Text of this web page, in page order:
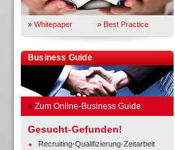
» Whitepaper » Best Practice
Business Guide
» Zum Online-Business Guide
Gesucht-Gefunden!
Recruiting-Qualifizierung-Zeitarbeit